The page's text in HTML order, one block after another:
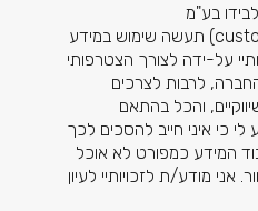
בע"מ
) תעשה שימוש במידע
על-ידה לצורך הצטרפותי
לרבות לצרכים
והכל בהתאם
לי כי איני חייב להסכים לכך
המידע כמפורט לא אוכל
אני מודע/ת לזכויותיי לעיון